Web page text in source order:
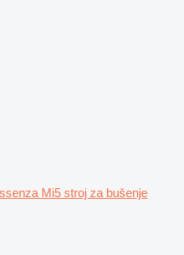
Mi5 stroj za bušenje